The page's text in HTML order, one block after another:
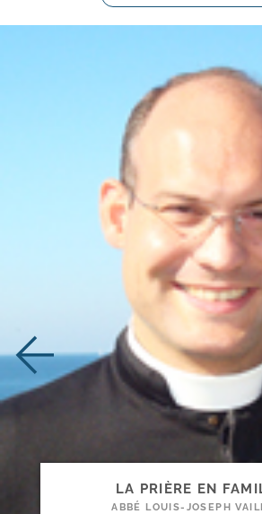
LA PRIÈRE EN
ABBÉ LOUIS-JOSEPH